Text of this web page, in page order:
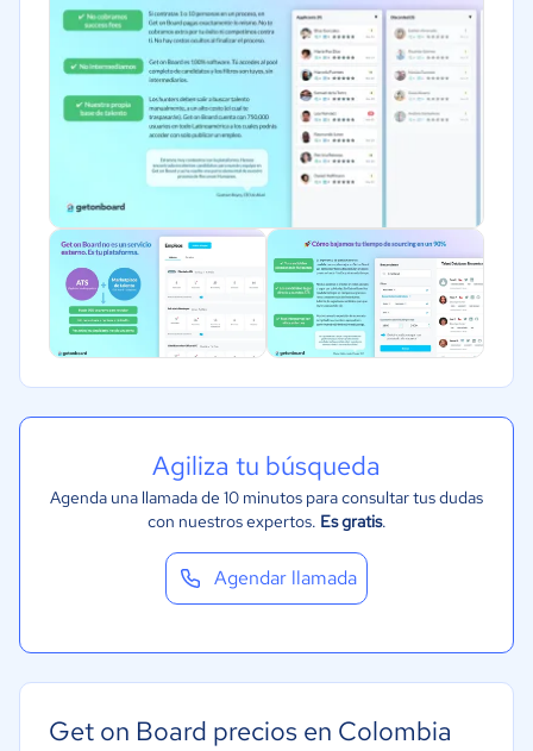
Alimentaria
Salud
Manufactura
Transporte y logística
Marketing y Comunicación
Automotriz
Agiliza tu búsqueda
Agenda una llamada de 10 minutos para consultar tus dudas
con nuestros expertos. Es gratis.
Agendar llamada
Get on Board precios en Colombia